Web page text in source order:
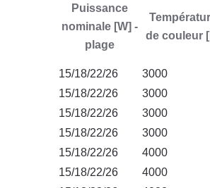
Application
Le luminaire recommandé
extérieur (éclairage de
Puissance
nominale [W] -
plage
de couleur
15/18/22/26 3000
15/18/22/26
3000
15/18/22/26
3000
15/18/22/26
3000
15/18/22/26
4000
15/18/22/26
4000